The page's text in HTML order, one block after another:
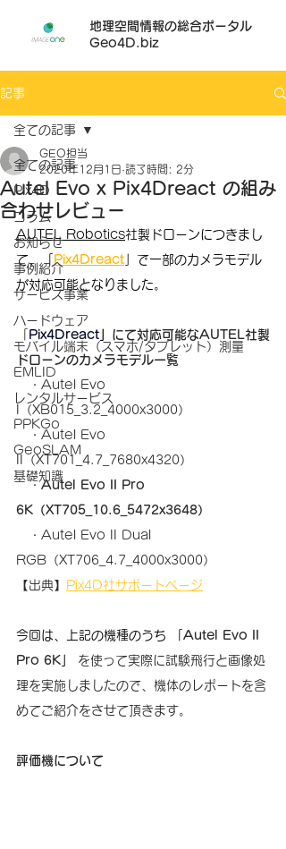
地理空間情報の総合ポータル
Geo4D.biz
記事
全ての記事
Pix4D
コラム
お知らせ
事例紹介
サービス事業
ハードウェア
モバイル端末（スマホ/タブレット）測量
EMLID
レンタルサービス
PPKGo
GeoSLAM
基礎知識
全ての記事
Autel Evo x Pix4Dreact の組み
合わせレビュー
GEO担当
2020年12月1日 読了時間: 2分
AUTEL Robotics社製ドローンにつきまし
て、「
Pix4Dreact 」で一部のカメラモデル
が対応可能となりました。
Pix4Dreact
にて対応可能なAUTEL社製
ドローンのカメラモデル一覧
・ Autel Evo
I（XB015_3.2_4000x3000）
・ Autel Evo
II（XT701_4.7_7680x4320）
・Autel Evo II Pro
6K（XT705_10.6_5472x3648）
・ Autel Evo II Dual
RGB（XT706_4.7_4000x3000）
【出典】
Pix4D社サポートページ
今回は、上記の機種のうち 「 Autel Evo II
Pro 6K」
を使って実際に試験飛行と画像処
理を実施しましたので、機体のレポートを含
めてご紹介をさせて頂きます。
評価機について